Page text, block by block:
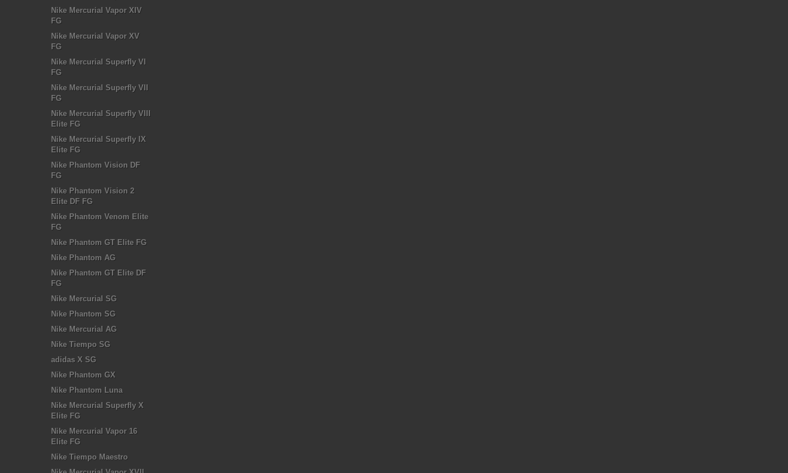
Nike Mercurial Vapor XIV
FG
Nike Mercurial Vapor XV
FG
Nike Mercurial Superfly VI
FG
Nike Mercurial Superfly VII
FG
Nike Mercurial Superfly VIII
Elite FG
Nike Mercurial Superfly IX
Elite FG
Nike Phantom Vision DF
FG
Nike Phantom Vision 2
Elite DF FG
Nike Phantom Venom Elite
FG
Nike Phantom GT Elite FG
Nike Phantom AG
Nike Phantom GT Elite DF
FG
Nike Mercurial SG
Nike Phantom SG
Nike Mercurial AG
Nike Tiempo SG
adidas X SG
Nike Phantom GX
Nike Phantom Luna
Nike Mercurial Superfly X
Elite FG
Nike Mercurial Vapor 16
Elite FG
Nike Tiempo Maestro